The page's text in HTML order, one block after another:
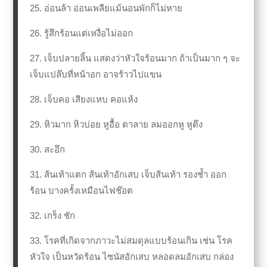
25. อ่อนล้า อ่อนเพลียแม้นอนพักก็ไม่หาย
26. รู้สึกร้อนแต่เหงื่อไม่ออก
27. เจ็บปลายลิ้น แสดงว่าหัวใจร้อนมาก ถ้าเป็นมาก ๆ จะ
เจ็บแปล๊บที่หน้าอก อาจร้าวไปแขน
28. เจ็บคอ เสียงแหบ คอแห้ง
29. หิวมาก หิวบ่อย หูอื้อ ตาลาย ลมออกหู หูตึง
30. สะอึก
31. ส้นเท้าแตก ส้นเท้าอักเสบ เจ็บส้นเท้า รองช้ำ ออก
ร้อน บางครั้งเหมือนไฟช๊อต
32. เกร็ง ชัก
33. โรคที่เกิดจากภาวะไม่สมดุลแบบร้อนเกิน เช่น โรค
หัวใจ เป็นหวัดร้อน ไซนัสอักเสบ หลอดลมอักเสบ กล่อง